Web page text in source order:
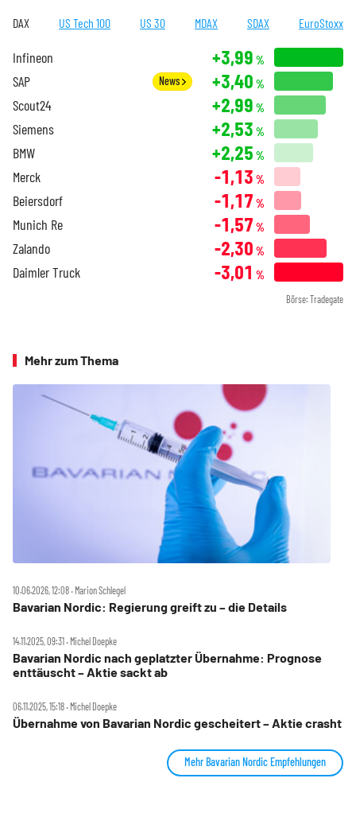
DAX US Tech 100 US 30 MDAX SDAX EuroStoxx
Infineon +3,99 %
SAP News +3,40 %
Scout24 +2,99 %
Siemens +2,53 %
BMW +2,25 %
Merck -1,13 %
Beiersdorf -1,17 %
Munich Re -1,57 %
Zalando -2,30 %
Daimler Truck -3,01 %
Börse: Tradegate
Mehr zum Thema
10.06.2026, 12:08 ‧ Marion Schlegel
Bavarian Nordic: Regierung greift zu – die Details
14.11.2025, 09:31 ‧ Michel Doepke
Bavarian Nordic nach geplatzter Übernahme: Prognose
enttäuscht – Aktie sackt ab
06.11.2025, 15:18 ‧ Michel Doepke
Übernahme von Bavarian Nordic gescheitert – Aktie crasht
Mehr Bavarian Nordic Empfehlungen